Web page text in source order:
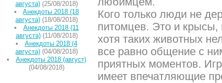
августа) (25/08/2018)
Анекдоты 2018 (18
августа) (18/08/2018)
Анекдоты 2018 (11
августа)(11/08/2018)
Анекдоты 2018 (4
августа) (04/08/2018)
Анекдоты 2018 (август)
(04/08/2018)
Кого только люди не
питомцев. Это и
хотя таких животных
все равно общение с
приятных моментов.
имеет впечатляющие